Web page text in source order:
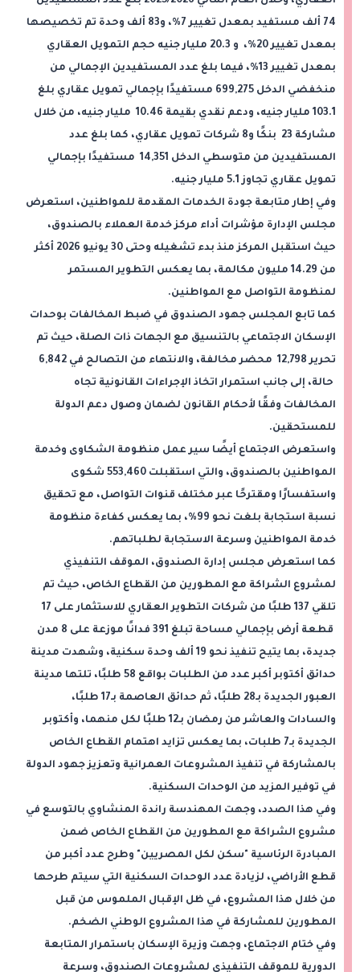
74 ألف مستفيد بمعدل تغيير 7%، و83 ألف وحدة تم تخصيصها
بمعدل تغيير 20%، و 20.3 مليار جنيه حجم التمويل العقاري
بمعدل تغيير 13%، فيما بلغ عدد المستفيدين الإجمالي من
منخفضي الدخل 699,275 مستفيدًا بإجمالي تمويل عقاري بلغ
103.1 مليار جنيه، ودعم نقدي بقيمة 10.46 مليار جنيه، من خلال
مشاركة 23 بنكًا و8 شركات تمويل عقاري، كما بلغ عدد
المستفيدين من متوسطي الدخل 14,351 مستفيدًا بإجمالي
تمويل عقاري تجاوز 5.1 مليار جنيه.
وفي إطار متابعة جودة الخدمات المقدمة للمواطنين، استعرض
مجلس الإدارة مؤشرات أداء مركز خدمة العملاء بالصندوق،
حيث استقبل المركز منذ بدء تشغيله وحتى 30 يونيو 2026 أكثر
من 14.29 مليون مكالمة، بما يعكس التطوير المستمر
لمنظومة التواصل مع المواطنين.
كما تابع المجلس جهود الصندوق في ضبط المخالفات بوحدات
الإسكان الاجتماعي بالتنسيق مع الجهات ذات الصلة، حيث تم
تحرير 12,798 محضر مخالفة، والانتهاء من التصالح في 6,842
حالة، إلى جانب استمرار اتخاذ الإجراءات القانونية تجاه
المخالفات وفقًا لأحكام القانون لضمان وصول دعم الدولة
للمستحقين.
واستعرض الاجتماع أيضًا سير عمل منظومة الشكاوى وخدمة
المواطنين بالصندوق، والتي استقبلت 553,460 شكوى
واستفسارًا ومقترحًا عبر مختلف قنوات التواصل، مع تحقيق
نسبة استجابة بلغت نحو 99%، بما يعكس كفاءة منظومة
خدمة المواطنين وسرعة الاستجابة لطلباتهم.
كما استعرض مجلس إدارة الصندوق، الموقف التنفيذي
لمشروع الشراكة مع المطورين من القطاع الخاص، حيث تم
تلقي 137 طلبًا من شركات التطوير العقاري للاستثمار على 17
قطعة أرض بإجمالي مساحة تبلغ 391 فدانًا موزعة على 8 مدن
جديدة، بما يتيح تنفيذ نحو 19 ألف وحدة سكنية، وشهدت مدينة
حدائق أكتوبر أكبر عدد من الطلبات بواقع 58 طلبًا، تلتها مدينة
العبور الجديدة بـ28 طلبًا، ثم حدائق العاصمة بـ17 طلبًا،
والسادات والعاشر من رمضان بـ12 طلبًا لكل منهما، وأكتوبر
الجديدة بـ7 طلبات، بما يعكس تزايد اهتمام القطاع الخاص
بالمشاركة في تنفيذ المشروعات العمرانية وتعزيز جهود الدولة
في توفير المزيد من الوحدات السكنية.
وفي هذا الصدد، وجهت المهندسة راندة المنشاوي بالتوسع في
مشروع الشراكة مع المطورين من القطاع الخاص ضمن
المبادرة الرئاسية "سكن لكل المصريين" وطرح عدد أكبر من
قطع الأراضي، لزيادة عدد الوحدات السكنية التي سيتم طرحها
من خلال هذا المشروع، في ظل الإقبال الملموس من قبل
المطورين للمشاركة في هذا المشروع الوطني الضخم.
وفي ختام الاجتماع، وجهت وزيرة الإسكان باستمرار المتابعة
الدورية للموقف التنفيذي لمشروعات الصندوق، وسرعة